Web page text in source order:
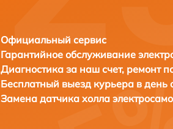
Официальный сервис
Гарантийное обслуживание
Диагностика за наш счет, ремонт
Бесплатный выезд курьера в день
Замена датчика холла